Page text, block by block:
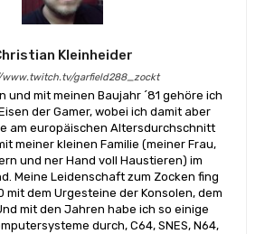
Kleinheider
garfield288_zockt
und mit meinen Baujahr ´81 gehöre ich
der Gamer, wobei ich damit aber
am europäischen Altersdurchschnitt
meiner kleinen Familie (meiner Frau,
und ner Hand voll Haustieren) im
Meine Leidenschaft zum Zocken fing
mit dem Urgesteine der Konsolen, dem
mit den Jahren habe ich so einige
durch, C64, SNES, N64,